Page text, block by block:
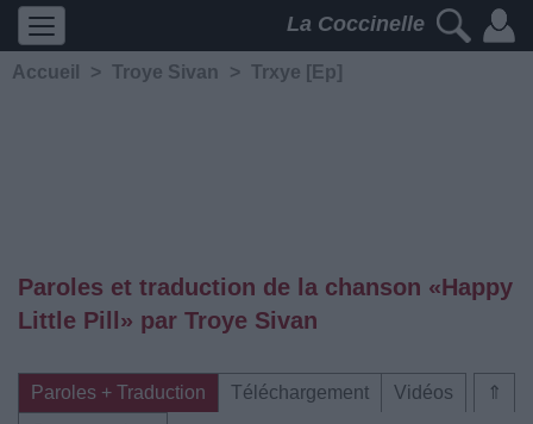
La Coccinelle
Accueil > Troye Sivan > Trxye [Ep]
Paroles et traduction de la chanson «Happy
Little Pill» par Troye Sivan
⇑
Paroles + Traduction Téléchargement
Vidéos